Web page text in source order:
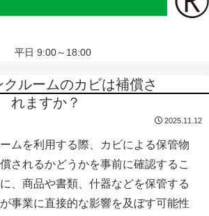
平日 9:00～18:00
クルームのカビは補償さ
れますか？
2025.11.12
ムを利用する際、カビによる保管物
されるかどうかを事前に確認するこ
、商品や書類、什器などを保管する
事業に直接的な影響を及ぼす可能性